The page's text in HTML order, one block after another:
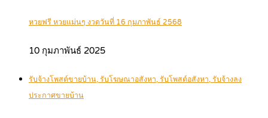
หวยฟรี หวยแม่นๆ งวดวันที่ 16 กุมภาพันธ์ 2568
10 กุมภาพันธ์ 2025
รับจ้างโพสต์ขายบ้าน, รับโฆษณาอสังหา, รับโพสต์อสังหา, รับจ้างลง
ประกาศขายบ้าน